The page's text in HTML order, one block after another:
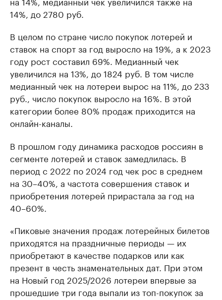
14%, до 2780 руб.
В целом по стране число покупок лотерей и
ставок на спорт за год выросло на 19%, а к 2023
году рост составил 69%. Медианный чек
увеличился на 13%, до 1824 руб. В том числе
медианный чек на лотереи вырос на 11%, до 233
руб., число покупок выросло на 16%. В этой
категории более 80% продаж приходится на
онлайн-каналы.
В прошлом году динамика расходов россиян в
сегменте лотерей и ставок замедлилась. В
период с 2022 по 2024 год чек рос в среднем
на 30–40%, а частота совершения ставок и
приобретения лотерей прирастала за год на
40–60%.
«Пиковые значения продаж лотерейных билетов
приходятся на праздничные периоды — их
приобретают в качестве подарков или как
презент в честь знаменательных дат. При этом
на Новый год 2025/2026 лотереи впервые за
прошедшие три года выпали из топ-покупок за